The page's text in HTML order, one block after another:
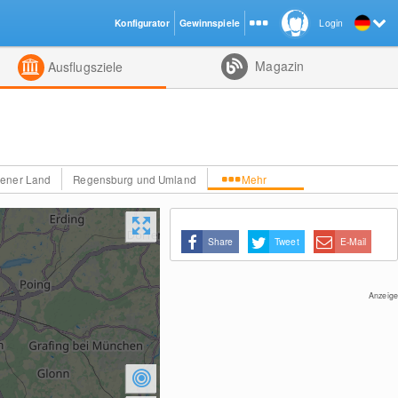
Ausflugsziele Magazin
Land Regensburg und Umland Mehr
Share Tweet E-Mail
Anzeige
Login
Konfigurator Gewinnspiele